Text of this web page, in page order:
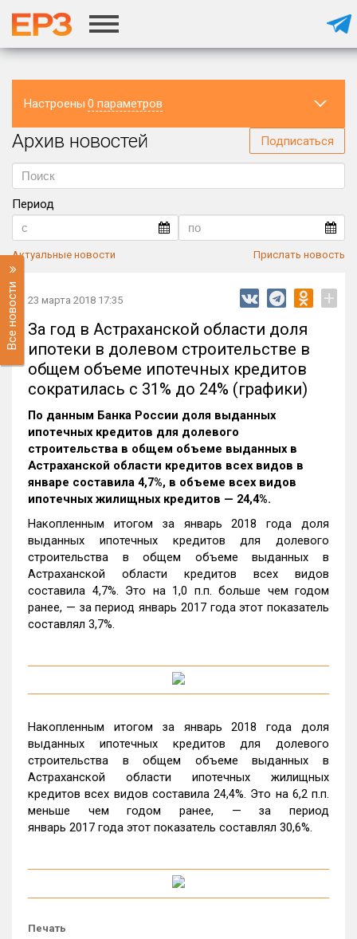
Настроены 0 параметров
Регион
Архив новостей Подписаться
Период
Актуальные новости Прислать новость
Все новости 23 марта 2018 17:35 +
За год в Астраханской области доля
ипотеки в долевом строительстве в
общем объеме ипотечных кредитов
сократилась с 31% до 24% (графики)
По данным Банка России доля выданных
ипотечных кредитов для долевого
строительства в общем объеме выданных в
Астраханской области кредитов всех видов в
январе составила 4,7%, в объеме всех видов
ипотечных жилищных кредитов — 24,4%.
Накопленным итогом за январь 2018 года доля
выданных ипотечных кредитов для долевого
строительства в общем объеме выданных в
Астраханской области кредитов всех видов
составила 4,7%. Это на 1,0 п.п. больше чем годом
ранее, — за период январь 2017 года этот показатель
составлял 3,7%.
Накопленным итогом за январь 2018 года доля
выданных ипотечных кредитов для долевого
строительства в общем объеме выданных в
Астраханской области ипотечных жилищных
кредитов всех видов составила 24,4%. Это на 6,2 п.п.
меньше чем годом ранее, — за период
январь 2017 года этот показатель составлял 30,6%.
Печать